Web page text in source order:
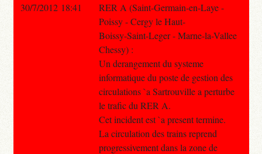
30/7/2012 18:41
RER A (Saint-Germain-en-Laye -
Poissy - Cergy le Haut-
Boissy-Saint-Leger - Marne-la-Vallee
Chessy) :
Un derangement du systeme
informatique du poste de gestion des
circulations `a Sartrouville a perturbe
le trafic du RER A.
Cet incident est `a present termine.
La circulation des trains reprend
progressivement dans la zone de